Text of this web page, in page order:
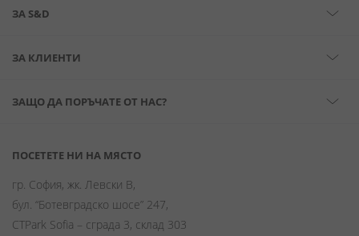
ЗА S&D
ЗА КЛИЕНТИ
ЗАЩО ДА ПОРЪЧАТЕ ОТ НАС?
ПОСЕТЕТЕ НИ НА МЯСТО
гр. София, жк. Левски В,
бул. “Ботевградско шосе” 247,
CTPark Sofia – сграда 3, склад 303